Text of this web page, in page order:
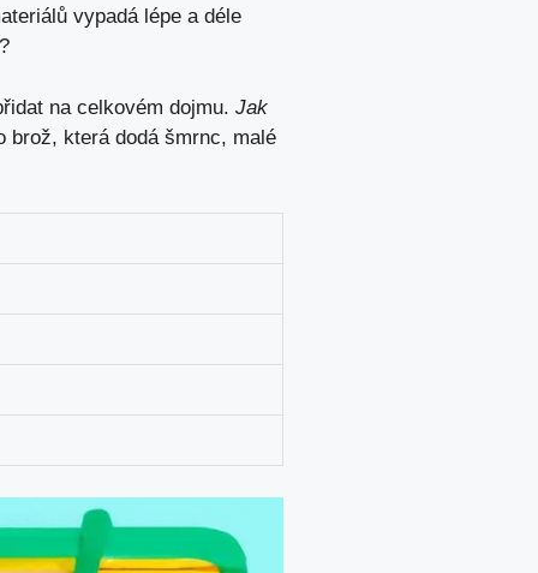
vypadá lépe a déle
na celkovém dojmu. Jak
která dodá šmrnc, malé